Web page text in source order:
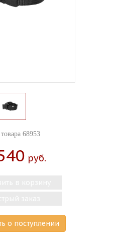
68953
Руб.
о поступлении